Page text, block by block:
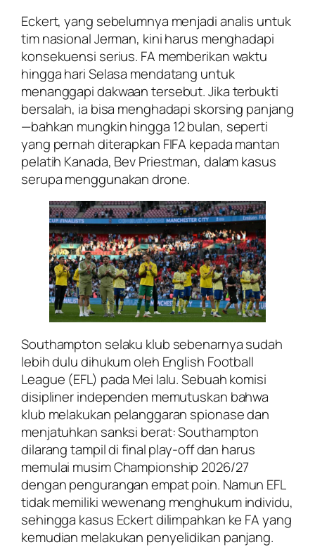
Eckert, yang sebelumnya menjadi analis untuk
tim nasional Jerman, kini harus menghadapi
konsekuensi serius. FA memberikan waktu
hingga hari Selasa mendatang untuk
menanggapi dakwaan tersebut. Jika terbukti
bersalah, ia bisa menghadapi skorsing panjang
—bahkan mungkin hingga 12 bulan, seperti
yang pernah diterapkan FIFA kepada mantan
pelatih Kanada, Bev Priestman, dalam kasus
serupa menggunakan drone.
Southampton selaku klub sebenarnya sudah
lebih dulu dihukum oleh English Football
League (EFL) pada Mei lalu. Sebuah komisi
disipliner independen memutuskan bahwa
klub melakukan pelanggaran spionase dan
menjatuhkan sanksi berat: Southampton
dilarang tampil di final play-off dan harus
memulai musim Championship 2026/27
dengan pengurangan empat poin. Namun EFL
tidak memiliki wewenang menghukum individu,
sehingga kasus Eckert dilimpahkan ke FA yang
kemudian melakukan penyelidikan panjang.